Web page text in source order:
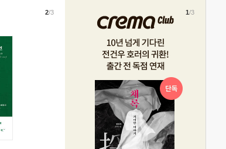
2/3 1/3